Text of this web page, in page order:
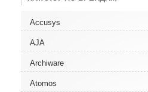
Accusys
AJA
Archiware
Atomos